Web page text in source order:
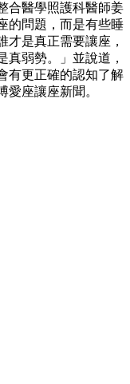
合醫學照護科醫師姜
的問題，而是有些睡
才是真正需要讓座，
真弱勢。」並說道，
有更正確的認知了解
愛座讓座新聞。